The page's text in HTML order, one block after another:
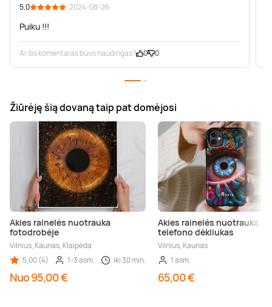
5.0 · 2024-08-26
Puiku !!!
Ar šis komentaras buvo naudingas? 0 0
Žiūrėję šią dovaną taip pat domėjosi
Akies rainelės nuotrauka
fotodrobėje
Vilnius, Kaunas, Klaipėda
5,00 (4)
1-3 asm. iki 30 min.
Nuo 95,00 €
Akies rainelės nuotrauka +
telefono dėkliukas
Vilnius, Kaunas
1 asm.
65,00 €